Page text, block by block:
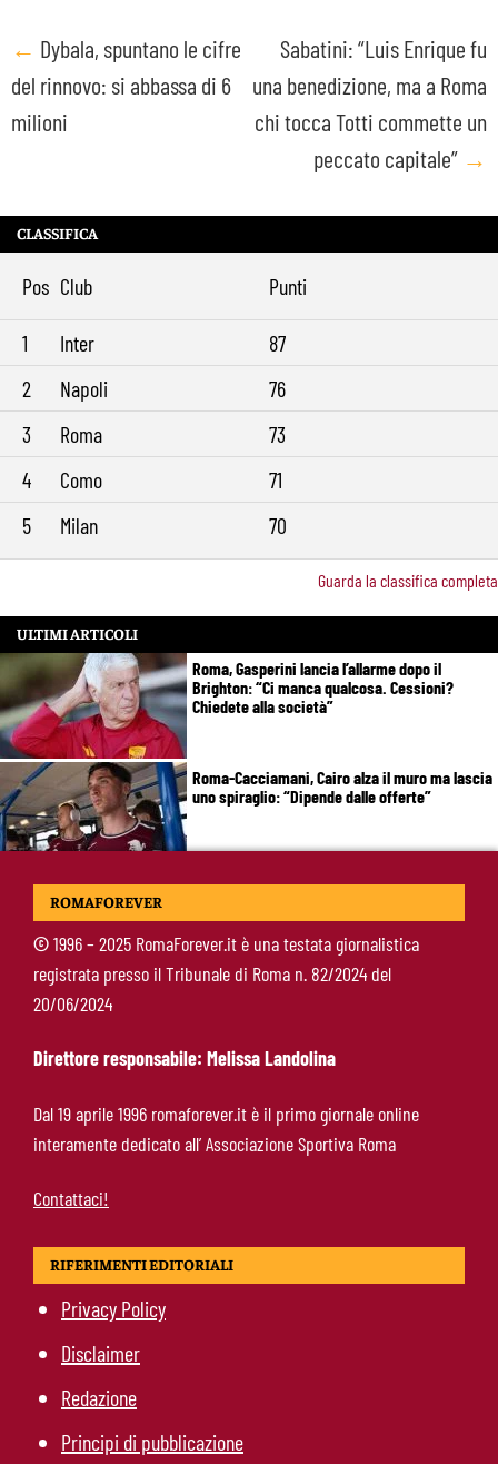
Post
navigation
← Dybala, spuntano le cifre
del rinnovo: si abbassa di 6
milioni
Sabatini: “Luis Enrique fu
una benedizione, ma a Roma
chi tocca Totti commette un
peccato capitale” →
CLASSIFICA
Pos Club Punti
1 Inter
87
2
Napoli
76
3
Roma
73
4
Como
71
5
Milan 70
Guarda la classifica completa
ULTIMI ARTICOLI
Roma, Gasperini lancia l’allarme dopo il
Brighton: “Ci manca qualcosa. Cessioni?
Chiedete alla società”
Roma-Cacciamani, Cairo alza il muro ma lascia
uno spiraglio: “Dipende dalle offerte”
Brighton-Roma 3-0, brusco stop per Gasperini:
Roma-Endrick, Gasperini ci prova davvero:
contatti avviati, ma il brasiliano frena
ROMAFOREVER
©1996 – 2025 RomaForever.it è una testata giornalistica
registrata presso il Tribunale di Roma n. 82/2024 del
20/06/2024
Direttore responsabile: Melissa Landolina
Dal 19 aprile 1996 romaforever.it è il primo giornale online
interamente dedicato all’ Associazione Sportiva Roma
Contattaci!
RIFERIMENTI EDITORIALI
Privacy Policy
Disclaimer
Redazione
Principi di pubblicazione